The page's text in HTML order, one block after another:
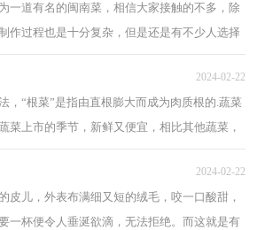
一道有名的闽南菜，相信大家接触的不多，除
作过程也是十分复杂，但是还是有不少人选择
要怎么做呢？今天就让...
2024-02-22
，“根菜”是指由直根膨大而成为肉质根的.蔬菜
菜上市的季节，新鲜又便宜，相比其他蔬菜，
么根菜都有什么...
2024-02-22
皮儿，外表布满细又短的绒毛，咬一口酸甜，
一杯便令人垂涎欲滴，无法拒绝。而这就是有